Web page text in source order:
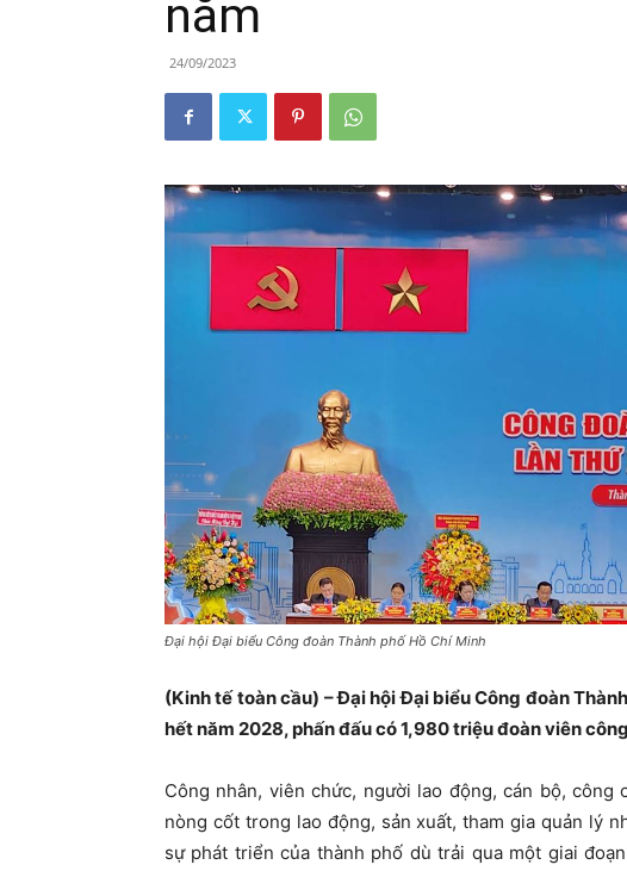
năm
24/09/2023
Đại hội Đại biểu Công đoàn Thành phố Hồ Chí Minh
(Kinh tế toàn cầu) – Đại hội Đại biểu Công đoàn
hết năm 2028, phấn đấu có 1,980 triệu đoàn viên
Công nhân, viên chức, người lao động, cán bộ,
nòng cốt trong lao động, sản xuất, tham gia quản lý
sự phát triển của thành phố dù trải qua một giai